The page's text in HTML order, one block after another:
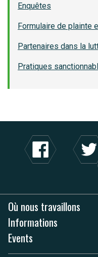
Enquêtes
Formulaire de plainte
Partenaires dans la
Pratiques
Où nous travaillons
Informations
Events